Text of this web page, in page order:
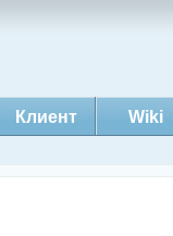
Клиент Wiki